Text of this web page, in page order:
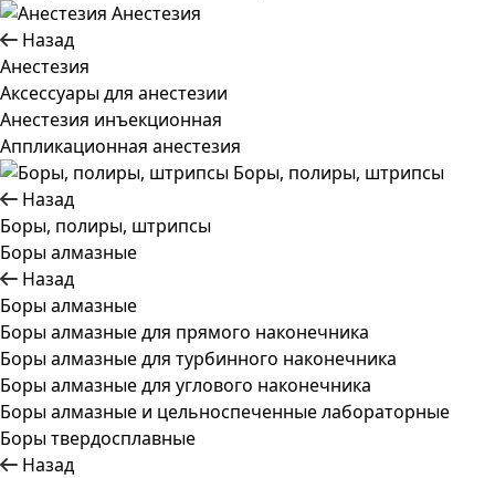
Анестезия
Назад
Анестезия
Аксессуары для анестезии
Анестезия инъекционная
Аппликационная анестезия
Боры, полиры, штрипсы
Назад
Боры, полиры, штрипсы
Боры алмазные
Назад
Боры алмазные
Боры алмазные для прямого наконечника
Боры алмазные для турбинного наконечника
Боры алмазные для углового наконечника
Боры алмазные и цельноспеченные лабораторные
Боры твердосплавные
Назад